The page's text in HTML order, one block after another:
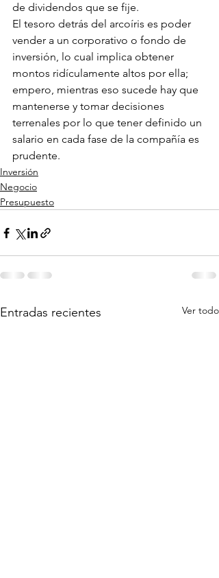
de dividendos que se fije.
El tesoro detrás del arcoíris es poder
vender a un corporativo o fondo de
inversión, lo cual implica obtener
montos ridículamente altos por ella;
empero, mientras eso sucede hay que
mantenerse y tomar decisiones
terrenales por lo que tener definido un
salario en cada fase de la compañía es
prudente.
Inversión
Negocio
Presupuesto
Entradas recientes Ver todo